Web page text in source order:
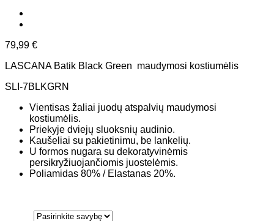
79,99 €
LASCANA Batik Black Green maudymosi kostiumėlis
SLI-7BLKGRN
Vientisas žaliai juodų atspalvių maudymosi
kostiumėlis.
Priekyje dviejų sluoksnių audinio.
Kaušeliai su pakietinimu, be lankelių.
U formos nugara su dekoratyvinėmis
persikryžiuojančiomis juostelėmis.
Poliamidas 80% / Elastanas 20%.